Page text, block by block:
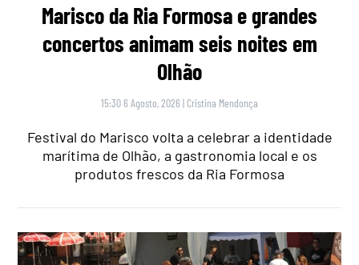
Marisco da Ria Formosa e grandes
concertos animam seis noites em
Olhão
15:30 6 Agosto, 2026 | Cristina Mendonça
Festival do Marisco volta a celebrar a identidade
marítima de Olhão, a gastronomia local e os
produtos frescos da Ria Formosa